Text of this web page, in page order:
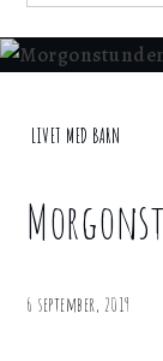
Home
med
barn
& Förebilder
LIVET MED BARN
6 september, 2019
för att
Statistik
information
Genom att dela